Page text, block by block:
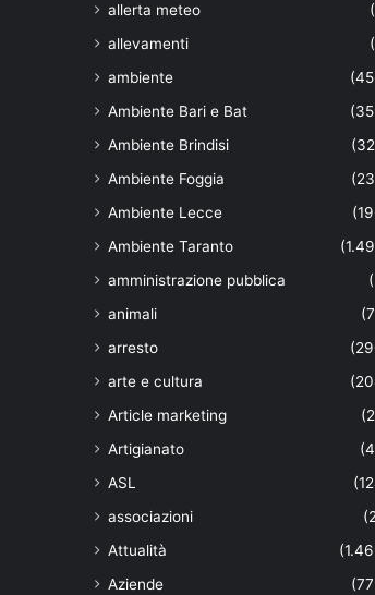
allerta meteo
allevamenti
ambiente
Ambiente Bari e Bat
Ambiente Brindisi
Ambiente Foggia
Ambiente Lecce
Ambiente Taranto
amministrazione pubblica
animali
arresto
arte e cultura
Article marketing
Artigianato
ASL
associazioni
Attualità
Aziende